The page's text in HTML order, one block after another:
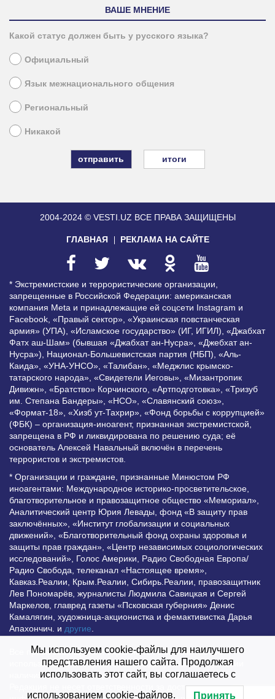
ВАШЕ МНЕНИЕ
Какой статус должен быть у русского языка?
Официальный
Язык межнационального общения
Региональный
Никакой
итоги
2004-2024 © VESTI.UZ ВСЕ ПРАВА ЗАЩИЩЕНЫ
ГЛАВНАЯ РЕКЛАМА НА САЙТЕ
* Экстремистские и террористические организации,
запрещенные в Российской Федерации: американская
компания Meta и принадлежащие ей соцсети Instagram и
Facebook, «Правый сектор», «Украинская повстанческая
армия» (УПА), «Исламское государство» (ИГ, ИГИЛ), «Джабхат
Фатх аш-Шам» (бывшая «Джабхат ан-Нусра», «Джебхат ан-
Нусра»), Национал-Большевистская партия (НБП), «Аль-
Каида», «УНА-УНСО», «Талибан», «Меджлис крымско-
татарского народа», «Свидетели Иеговы», «Мизантропик
Дивижн», «Братство» Корчинского, «Артподготовка», «Тризуб
им. Степана Бандеры», «НСО», «Славянский союз»,
«Формат-18», «Хизб ут-Тахрир», «Фонд борьбы с коррупцией»
(ФБК) – организация-иноагент, признанная экстремистской,
запрещена в РФ и ликвидирована по решению суда; её
основатель Алексей Навальный включён в перечень
террористов и экстремистов.
* Организации и граждане, признанные Минюстом РФ
иноагентами: Международное историко-просветительское,
благотворительное и правозащитное общество «Мемориал»,
Аналитический центр Юрия Левады, фонд «В защиту прав
заключённых», «Институт глобализации и социальных
движений», «Благотворительный фонд охраны здоровья и
защиты прав граждан», «Центр независимых социологических
исследований», Голос Америки, Радио Свободная Европа/
Радио Свобода, телеканал «Настоящее время»,
Кавказ.Реалии, Крым.Реалии, Сибирь.Реалии, правозащитник
Лев Пономарёв, журналисты Людмила Савицкая и Сергей
Маркелов, главред газеты «Псковская губерния» Денис
Камалягин, художница-акционистка и фемактивистка Дарья
Апахончич. и другие
Все права защищены и охраняются законом. Любое
использование материалов сайта допустимо при условии
наличия активной гиперссылки на Vesti.UZ.
Редакция не несет ответственности за достоверность
Мы используем cookie-файлы для наилучшего
представления нашего сайта. Продолжая
использовать этот сайт, вы соглашаетесь с
использованием cookie-файлов. Принять